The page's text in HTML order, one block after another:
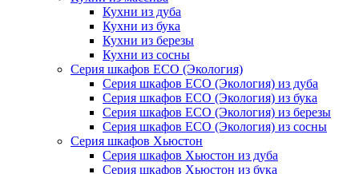
Кухни из дуба
Кухни из бука
Кухни из березы
Кухни из сосны
Серия шкафов ECO (Экология)
Серия шкафов ECO (Экология) из дуба
Серия шкафов ECO (Экология) из бука
Серия шкафов ECO (Экология) из березы
Серия шкафов ECO (Экология) из сосны
Серия шкафов Хьюстон
Серия шкафов Хьюстон из дуба
Серия шкафов Хьюстон из бука